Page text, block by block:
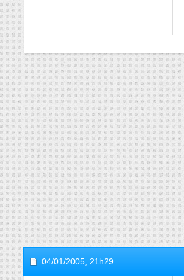
04/01/2005, 21h29